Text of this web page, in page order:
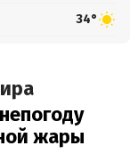
34°
жары